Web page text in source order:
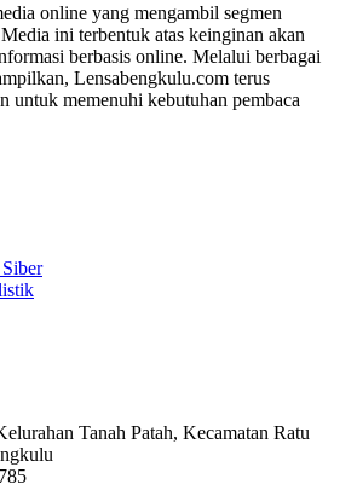
online yang mengambil segmen
ini terbentuk atas keinginan akan
berbasis online. Melalui berbagai
Lensabengkulu.com terus
untuk memenuhi kebutuhan pembaca
Tanah Patah, Kecamatan Ratu